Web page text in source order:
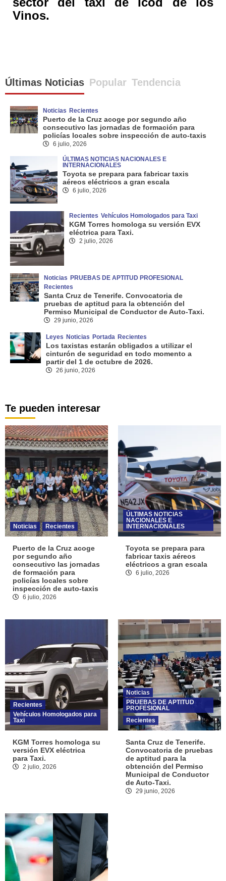
Vinos.
Últimas Noticias Popular Tendencia
Noticias Recientes
Puerto de la Cruz acoge por segundo año
consecutivo las jornadas de formación para
policías locales sobre inspección de auto-taxis
6 julio, 2026
ÚLTIMAS NOTICIAS NACIONALES E
INTERNACIONALES
Toyota se prepara para fabricar taxis
aéreos eléctricos a gran escala
6 julio, 2026
Recientes Vehículos Homologados para Taxi
KGM Torres homologa su versión EVX
eléctrica para Taxi.
2 julio, 2026
Noticias PRUEBAS DE APTITUD PROFESIONAL
Recientes
Santa Cruz de Tenerife. Convocatoria de
pruebas de aptitud para la obtención del
Permiso Municipal de Conductor de Auto-Taxi.
29 junio, 2026
Leyes Noticias Portada Recientes
Los taxistas estarán obligados a utilizar el
cinturón de seguridad en todo momento a
partir del 1 de octubre de 2026.
26 junio, 2026
Te pueden interesar
Noticias Recientes
Puerto de la Cruz acoge
por segundo año
consecutivo las jornadas
de formación para
policías locales sobre
inspección de auto-taxis
6 julio, 2026
ÚLTIMAS NOTICIAS
NACIONALES E
INTERNACIONALES
Toyota se prepara para
fabricar taxis aéreos
eléctricos a gran escala
6 julio, 2026
Recientes
Vehículos Homologados para
Taxi
KGM Torres homologa su
versión EVX eléctrica
para Taxi.
2 julio, 2026
Noticias
PRUEBAS DE APTITUD
PROFESIONAL
Recientes
Santa Cruz de Tenerife.
Convocatoria de pruebas
de aptitud para la
obtención del Permiso
Municipal de Conductor
de Auto-Taxi.
29 junio, 2026